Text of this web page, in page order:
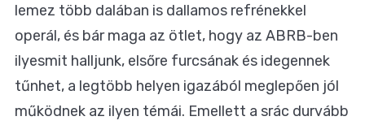
lemez több dalában is dallamos refrénekkel
operál, és bár maga az ötlet, hogy az ABRB-ben
ilyesmit halljunk, elsőre furcsának és idegennek
tűnhet, a legtöbb helyen igazából meglepően jól
működnek az ilyen témái. Emellett a srác durvább